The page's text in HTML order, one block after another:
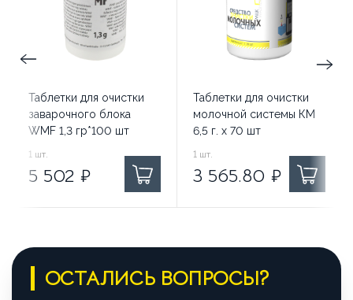
Таблетки для очистки
заварочного блока
WMF 1,3 гр*100 шт
5 502
1 шт.
5 502 ₽
Таблетки для очистки
молочной системы КМ
6,5 г. х 70 шт
3 565.80
1 шт.
3 565.80 ₽
ОСТАЛИСЬ ВОПРОСЫ?